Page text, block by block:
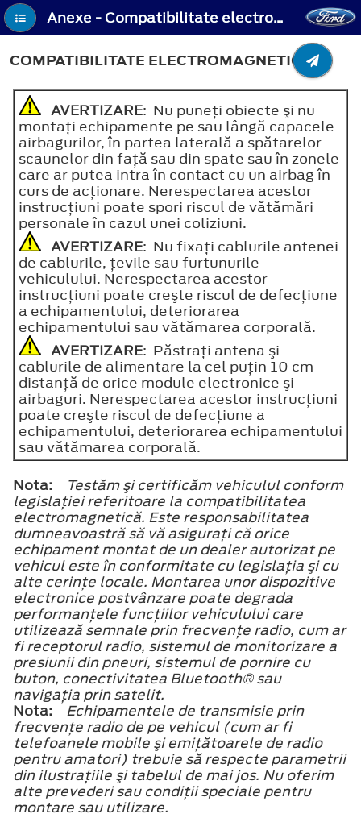
Anexe - Compatibilitate electromagnetică
COMPATIBILITATE ELECTROMAGNETICĂ
AVERTIZARE: Nu puneţi obiecte şi nu
montaţi echipamente pe sau lângă capacele
airbagurilor, în partea laterală a spătarelor
scaunelor din faţă sau din spate sau în zonele
care ar putea intra în contact cu un airbag în
curs de acţionare. Nerespectarea acestor
instrucţiuni poate spori riscul de vătămări
personale în cazul unei coliziuni.
AVERTIZARE: Nu fixaţi cablurile antenei
de cablurile, ţevile sau furtunurile
vehiculului. Nerespectarea acestor
instrucţiuni poate creşte riscul de defecţiune
a echipamentului, deteriorarea
echipamentului sau vătămarea corporală.
AVERTIZARE: Păstraţi antena şi
cablurile de alimentare la cel puţin 10 cm
distanţă de orice module electronice şi
airbaguri. Nerespectarea acestor instrucţiuni
poate creşte riscul de defecţiune a
echipamentului, deteriorarea echipamentului
sau vătămarea corporală.
Nota:
Testăm şi certificăm vehiculul conform
legislaţiei referitoare la compatibilitatea
electromagnetică. Este responsabilitatea
dumneavoastră să vă asiguraţi că orice
echipament montat de un dealer autorizat pe
vehicul este în conformitate cu legislaţia şi cu
alte cerinţe locale. Montarea unor dispozitive
electronice postvânzare poate degrada
performanţele funcţiilor vehiculului care
utilizează semnale prin frecvenţe radio, cum ar
fi receptorul radio, sistemul de monitorizare a
presiunii din pneuri, sistemul de pornire cu
buton, conectivitatea Bluetooth®sau
navigaţia prin satelit.
Nota:
Echipamentele de transmisie prin
frecvenţe radio de pe vehicul (cum ar fi
telefoanele mobile şi emiţătoarele de radio
pentru amatori) trebuie să respecte parametrii
din ilustraţiile şi tabelul de mai jos. Nu oferim
alte prevederi sau condiţii speciale pentru
montare sau utilizare.